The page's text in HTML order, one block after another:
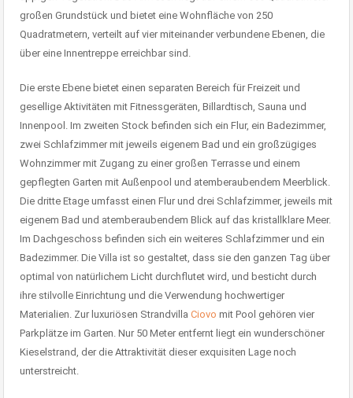
großen Grundstück und bietet eine Wohnfläche von 250
Quadratmetern, verteilt auf vier miteinander verbundene Ebenen, die
über eine Innentreppe erreichbar sind.
Die erste Ebene bietet einen separaten Bereich für Freizeit und
gesellige Aktivitäten mit Fitnessgeräten, Billardtisch, Sauna und
Innenpool. Im zweiten Stock befinden sich ein Flur, ein Badezimmer,
zwei Schlafzimmer mit jeweils eigenem Bad und ein großzügiges
Wohnzimmer mit Zugang zu einer großen Terrasse und einem
gepflegten Garten mit Außenpool und atemberaubendem Meerblick.
Die dritte Etage umfasst einen Flur und drei Schlafzimmer, jeweils mit
eigenem Bad und atemberaubendem Blick auf das kristallklare Meer.
Im Dachgeschoss befinden sich ein weiteres Schlafzimmer und ein
Badezimmer. Die Villa ist so gestaltet, dass sie den ganzen Tag über
optimal von natürlichem Licht durchflutet wird, und besticht durch
ihre stilvolle Einrichtung und die Verwendung hochwertiger
Materialien. Zur luxuriösen Strandvilla Ciovo mit Pool gehören vier
Parkplätze im Garten. Nur 50 Meter entfernt liegt ein wunderschöner
Kieselstrand, der die Attraktivität dieser exquisiten Lage noch
unterstreicht.